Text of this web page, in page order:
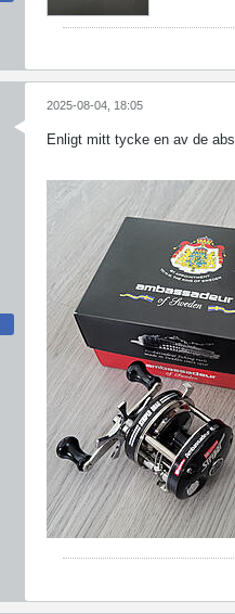
2025-08-04, 18:05
Enligt mitt tycke en av de